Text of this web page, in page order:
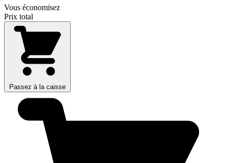
Vous économisez
Prix total
Passez à la caisse